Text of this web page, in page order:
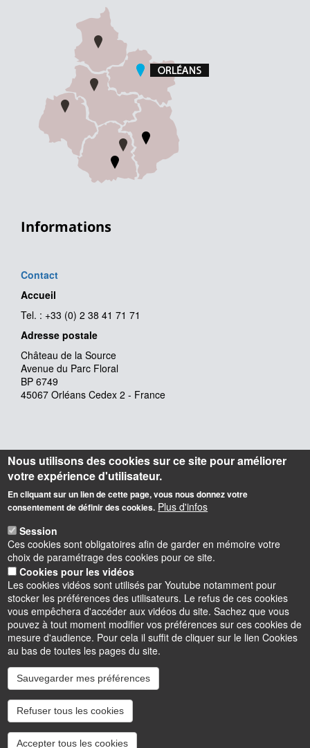
Informations
Contact
Accueil
Tel. : +33 (0) 2 38 41 71 71
Adresse postale
Château de la Source
Avenue du Parc Floral
BP 6749
45067 Orléans Cedex 2 - France
InstagramLinkedInYoutube
Accessibilité : partiellement conforme
Cookies
Intranet
Nous utilisons des cookies sur ce site pour améliorer
votre expérience d'utilisateur.
En cliquant sur un lien de cette page, vous nous donnez votre
consentement de définir des cookies. Plus d'infos
Session
Ces cookies sont obligatoires afin de garder en mémoire votre
choix de paramétrage des cookies pour ce site.
Cookies pour les vidéos
Les cookies vidéos sont utilisés par Youtube notamment pour
stocker les préférences des utilisateurs. Le refus de ces cookies
vous empêchera d'accéder aux vidéos du site. Sachez que vous
pouvez à tout moment modifier vos préférences sur ces cookies de
mesure d'audience. Pour cela il suffit de cliquer sur le lien Cookies
au bas de toutes les pages du site.
Sauvegarder mes préférences
Refuser tous les cookies
Accepter tous les cookies